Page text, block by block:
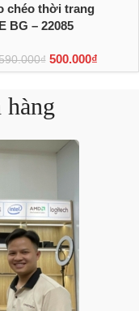
chéo thời trang
BG – 22085
₫ 500.000₫
hàng